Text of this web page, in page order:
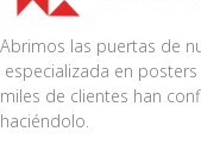
Abrimos las puertas de
especializada en
miles de clientes han
haciéndolo.